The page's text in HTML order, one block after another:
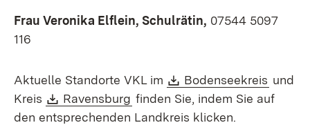
Frau Veronika Elflein, Schulrätin, 07544 5097
116
Aktuelle Standorte VKL im Download:
Bodenseekreis und
Kreis
Download:
Ravensburg (Öffnet in neuem Fenster)
finden Sie, indem Sie auf
den entsprechenden Landkreis klicken.